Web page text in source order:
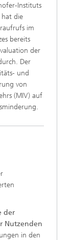
Instituts
die
im
bereits
der
Der
und
von
(MIV) auf
der
Nutzenden
in den